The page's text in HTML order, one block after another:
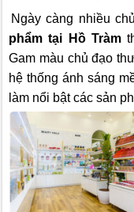
Ngày càng nhiều
phẩm tại Hồ Tràm
Gam màu chủ đạo
hệ thống ánh sáng
làm nổi bật các sản